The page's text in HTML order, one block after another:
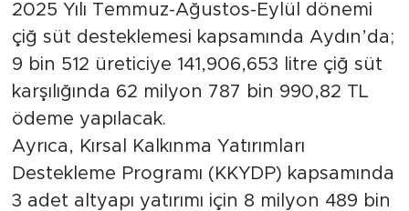
2025 Yılı Temmuz-Ağustos-Eylül dönemi
çiğ süt desteklemesi kapsamında Aydın’da;
9 bin 512 üreticiye 141,906,653 litre çiğ süt
karşılığında 62 milyon 787 bin 990,82 TL
ödeme yapılacak.
Ayrıca, Kırsal Kalkınma Yatırımları
Destekleme Programı (KKYDP) kapsamında
3 adet altyapı yatırımı için 8 milyon 489 bin